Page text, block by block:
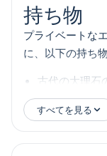
持ち物
プライベートな
に、以下の持ち
古代の大理石
サングラスと
日差し対策用
すべてを見る